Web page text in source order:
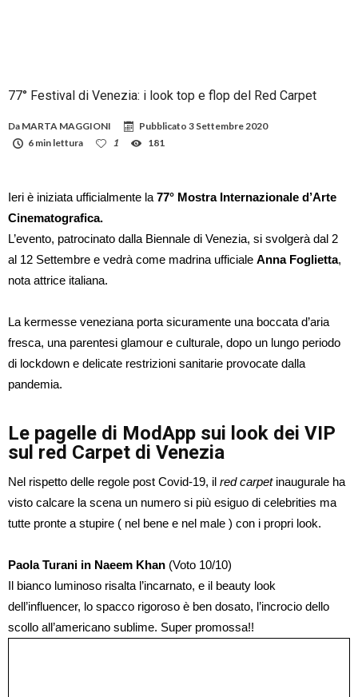
77° Festival di Venezia: i look top e flop del Red Carpet
Da MARTA MAGGIONI Pubblicato 3 Settembre 2020
6 min lettura
1 181
Ieri è iniziata ufficialmente la 77° Mostra Internazionale d’Arte
Cinematografica.
L’evento, patrocinato dalla Biennale di Venezia, si svolgerà dal 2
al 12 Settembre e vedrà come madrina ufficiale Anna Foglietta,
nota attrice italiana.
La kermesse veneziana porta sicuramente una boccata d’aria
fresca, una parentesi glamour e culturale, dopo un lungo periodo
di lockdown e delicate restrizioni sanitarie provocate dalla
pandemia.
Le pagelle di ModApp sui look dei VIP
sul red Carpet di Venezia
Nel rispetto delle regole post Covid-19, il red carpetinaugurale ha
visto calcare la scena un numero si più esiguo di celebrities ma
tutte pronte a stupire ( nel bene e nel male ) con i propri look.
Paola Turani in Naeem Khan (Voto 10/10)
Il bianco luminoso risalta l’incarnato, e il beauty look
dell’influencer, lo spacco rigoroso è ben dosato, l’incrocio dello
scollo all’americano sublime. Super promossa!!